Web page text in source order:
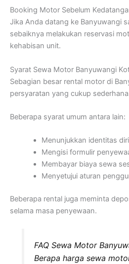
Booking Motor Sebelum
Jika Anda datang ke Banyuwangi
sebaiknya melakukan reservasi
kehabisan unit.
Syarat Sewa Motor Banyuwangi
Sebagian besar rental motor di
persyaratan yang cukup
Beberapa syarat umum antara lain:
Menunjukkan identitas
Mengisi formulir
Membayar biaya sewa
Menyetujui aturan
Beberapa rental juga meminta
selama masa penyewaan.
FAQ Sewa Motor
Berapa harga sewa